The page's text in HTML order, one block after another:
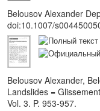
Belousov Alexander
doi:10.1007/
Belousov Alexander,
Landslides =
Vol. 3. P. 953-957.